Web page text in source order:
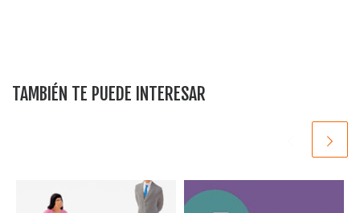
TAMBIÉN TE PUEDE INTERESAR